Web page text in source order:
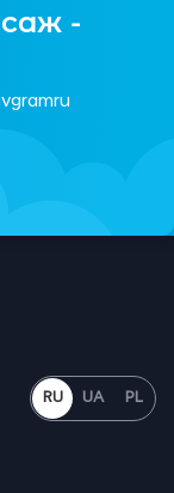
-
RU UA PL